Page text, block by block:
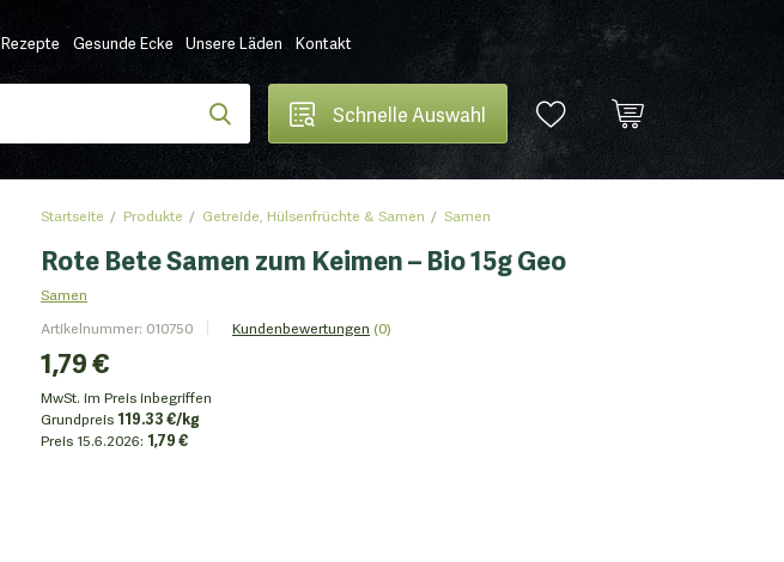
Rezepte Gesunde Ecke Unsere Läden Kontakt
Schnelle Auswahl
Startseite Produkte Getreide, Hülsenfrüchte & Samen Samen
Rote Bete Samen zum Keimen – Bio 15g Geo
Samen
Artikelnummer: 010750 Kundenbewertungen (0)
1,79 €
MwSt. im Preis inbegriffen
Grundpreis 119.33 €/kg
Preis 15.6.2026: 1,79 €